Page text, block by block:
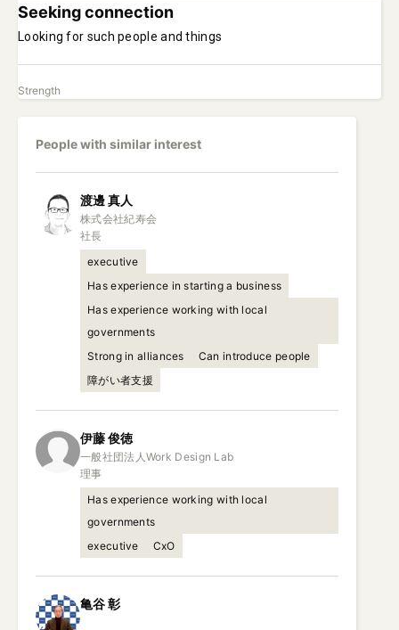
Seeking connection
Looking for such people and things
Strength
People with similar interest
渡邊真人
株式会社紀寿会
社長
executive
Has experience in starting a business
Has experience working with local
governments
Strong in alliances
Can introduce people
障がい者支援
伊藤俊徳
一般社団法人Work Design Lab
理事
Has experience working with local
governments
executive
CxO
亀谷彰